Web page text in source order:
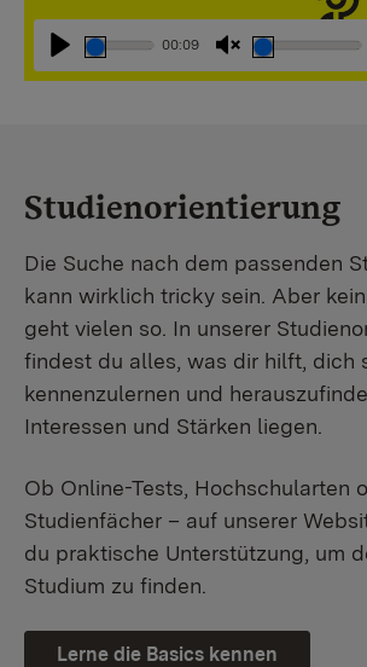
Abspielen
00:09
Studienorientierung
Die Suche nach dem passenden
kann wirklich tricky sein. Aber
geht vielen so. In unserer
findest du alles, was dir hilft, dich
kennenzulernen und
Interessen und Stärken liegen.
Ob Online-Tests, Hochschularten
Studienfächer – auf unserer
du praktische Unterstützung, um
Studium zu finden.
Lerne die Basics kennen